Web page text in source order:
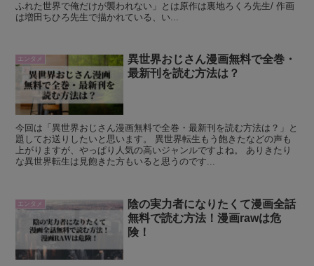
ふれた世界で俺だけが襲われない」とは原作は裏地ろくろ先生/ 作画
は増田ちひろ先生で描かれている、い...
エンタメ
異世界おじさん漫画無料で全巻・
最新刊を読む方法は？
今回は「異世界おじさん漫画無料で全巻・最新刊を読む方法は？」と
題してお送りしたいと思います。 異世界転生もう飽きたなどの声も
上がりますが、やっぱり人気の高いジャンルですよね。 ありきたり
な異世界転生は見飽きた方もいると思うのです...
エンタメ
陰の実力者になりたくて漫画全話
無料で読む方法！漫画rawは危
険！